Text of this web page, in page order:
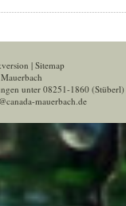
| Sitemap
unter 08251-1860
mauerbach.de